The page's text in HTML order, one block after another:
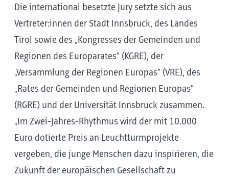
Die international besetzte Jury setzte sich aus
Vertreter:innen der Stadt Innsbruck, des Landes
Tirol sowie des „Kongresses der Gemeinden und
Regionen des Europarates” (KGRE), der
„Versammlung der Regionen Europas” (VRE), des
„Rates der Gemeinden und Regionen Europas”
(RGRE) und der Universität Innsbruck zusammen.
„Im Zwei-Jahres-Rhythmus wird der mit 10.000
Euro dotierte Preis an Leuchtturmprojekte
vergeben, die junge Menschen dazu inspirieren, die
Zukunft der europäischen Gesellschaft zu